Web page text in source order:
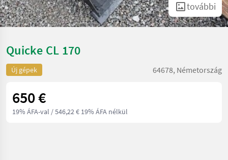
további
Quicke CL 170
Új gépek 64678, Németország
650 €
19% ÁFA-val / 546,22 € 19% ÁFA nélkül